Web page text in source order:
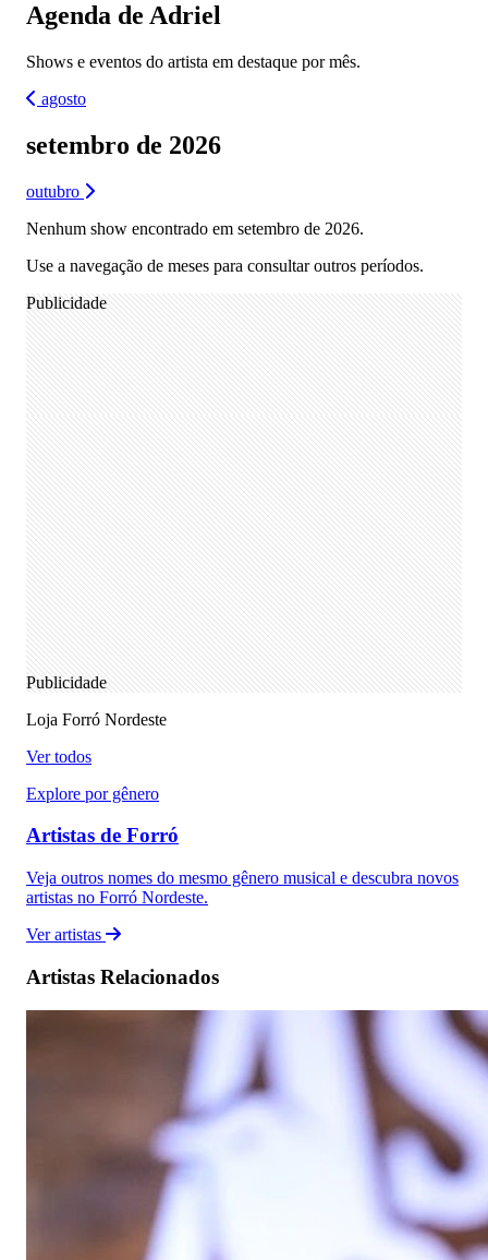
Agenda de Adriel
Shows e eventos do artista em destaque por mês.
agosto
setembro de 2026
outubro
Nenhum show encontrado em setembro de 2026.
Use a navegação de meses para consultar outros períodos.
Publicidade
Publicidade
Loja Forró Nordeste
Ver todos
Explore por gênero
Artistas de Forró
Veja outros nomes do mesmo gênero musical e descubra novos
artistas no Forró Nordeste.
Ver artistas
Artistas Relacionados